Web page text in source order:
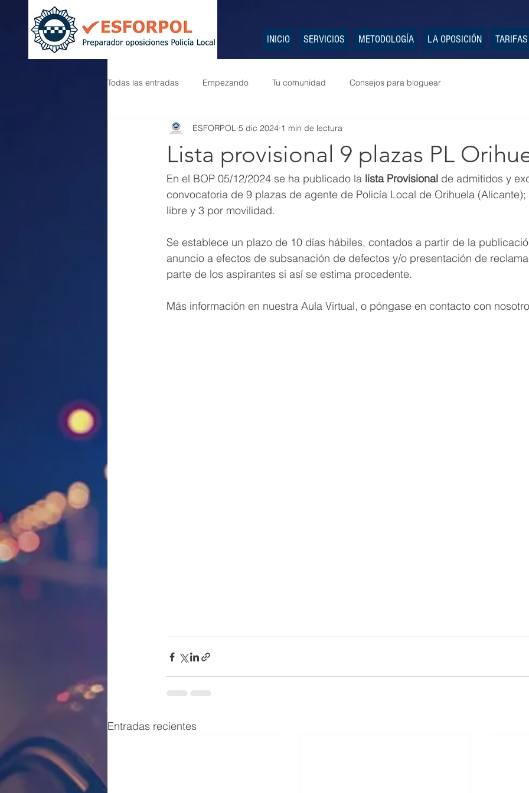
INICIO SERVICIOS METODOLOGÍA LA OPOSICIÓN TARIFAS
Todas las entradas Empezando Tu comunidad Consejos para bloguear
Lista provisional 9 plazas PL
ESFORPOL 5 dic 2024 1 min de lectura
En el BOP 05/12/2024 se ha publicado la lista Provisional de admitidos y
convocatoria de 9 plazas de agente de Policía Local de Orihuela
libre y 3 por movilidad.
Se establece un plazo de 10 días hábiles, contados a partir de la
anuncio a efectos de subsanación de defectos y/o presentación de
parte de los aspirantes si así se estima procedente.
Más información en nuestra Aula Virtual, o póngase en contacto con
Entradas recientes